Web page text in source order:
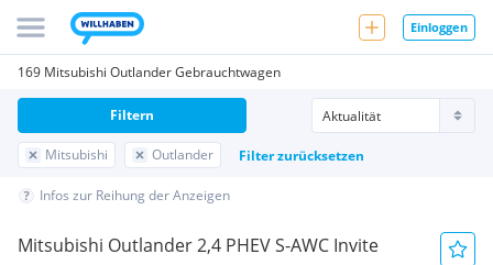
Einloggen
169 Mitsubishi Outlander Gebrauchtwagen
Mitsubishi Outlander Filter zurücksetzen
Filtern
Infos zur Reihung der Anzeigen
Mitsubishi Outlander 2,4 PHEV S-AWC Invite